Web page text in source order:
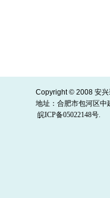
Copyright © 2008 安
地址：合肥市包河区
皖ICP备05022148号.